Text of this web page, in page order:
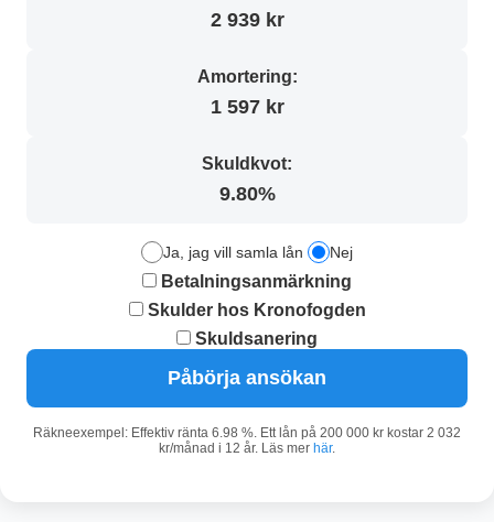
2 939 kr
Amortering:
1 597 kr
Skuldkvot:
9.80%
Ja, jag vill samla lån Nej
Betalningsanmärkning
Skulder hos Kronofogden
Skuldsanering
Påbörja ansökan
Räkneexempel: Effektiv ränta 6.98 %. Ett lån på 200 000 kr kostar 2 032
kr/månad i 12 år. Läs mer här.